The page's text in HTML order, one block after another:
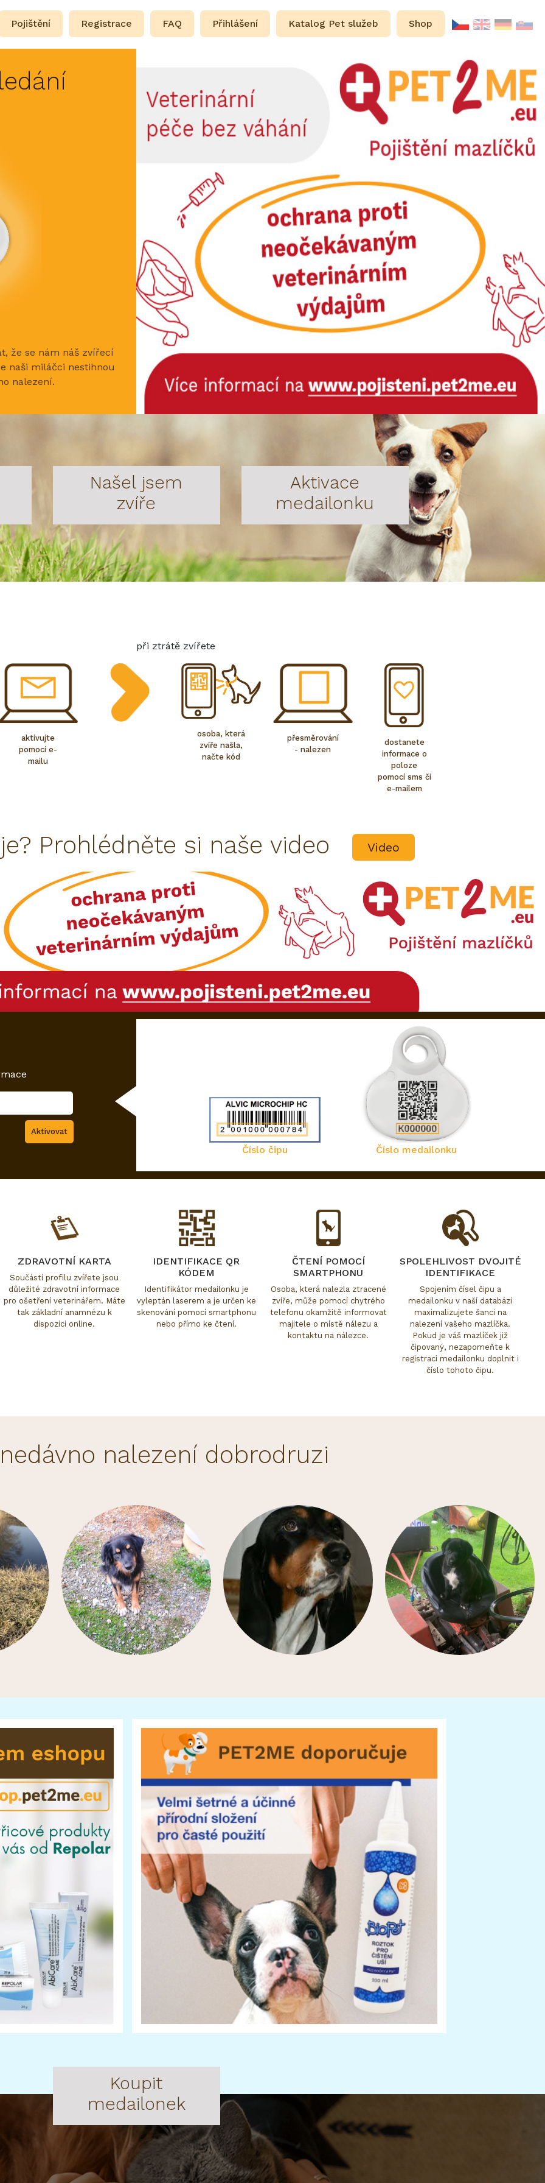
Pojištění Registrace FAQ Přihlášení Katalog Pet služeb Shop
že se nám náš zvířecí
naši miláčci nestihnou
nalezení.
Našel jsem
zvíře
Aktivace
medailonku
při ztrátě zvířete
aktivujte
pomocí e-
mailu
osoba, která
zvíře našla,
načte kód
přesměrování
- nalezen
dostanete
informace o
poloze
pomocí sms či
e-mailem
Prohlédněte si naše video Video
Číslo čipu Číslo medailonku
ZDRAVOTNÍ KARTA
Součástí profilu zvířete jsou
důležité zdravotní informace
pro ošetření veterinářem. Máte
tak základní anamnézu k
dispozici online.
IDENTIFIKACE QR
KÓDEM
Identifikátor medailonku je
vyleptán laserem a je určen ke
skenování pomocí smartphonu
nebo přímo ke čtení.
ČTENÍ POMOCÍ
SMARTPHONU
Osoba, která nalezla ztracené
zvíře, může pomocí chytrého
telefonu okamžitě informovat
majitele o místě nálezu a
kontaktu na nálezce.
SPOLEHLIVOST DVOJITÉ
IDENTIFIKACE
Spojením čísel čipu a
medailonku v naší databázi
maximalizujete šanci na
nalezení vašeho mazlíčka.
Pokud je váš mazlíček již
čipovaný, nezapomeňte k
registraci medailonku doplnit i
číslo tohoto čipu.
nalezení dobrodruzi
Koupit
medailonek